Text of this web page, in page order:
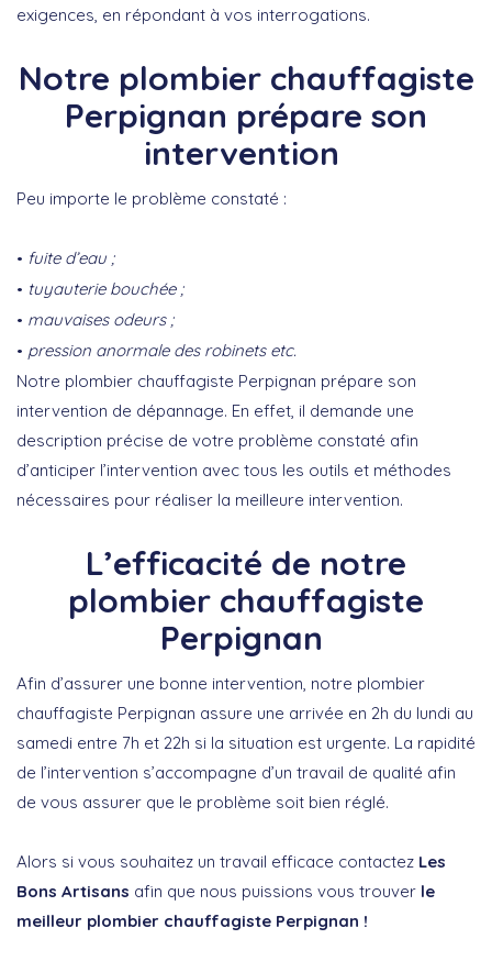
exigences, en répondant à vos interrogations.
Notre plombier chauffagiste
Perpignan prépare son
intervention
Peu importe le problème constaté :
fuite d’eau ;
tuyauterie bouchée ;
mauvaises odeurs ;
pression anormale des robinets etc.
Notre plombier chauffagiste Perpignan prépare son
intervention de dépannage. En effet, il demande une
description précise de votre problème constaté afin
d’anticiper l’intervention avec tous les outils et méthodes
nécessaires pour réaliser la meilleure intervention.
L’efficacité de notre
plombier chauffagiste
Perpignan
Afin d’assurer une bonne intervention, notre plombier
chauffagiste Perpignan assure une arrivée en 2h du lundi au
samedi entre 7h et 22h si la situation est urgente. La rapidité
de l’intervention s’accompagne d’un travail de qualité afin
de vous assurer que le problème soit bien réglé.
Alors si vous souhaitez un travail efficace contactez Les
Bons Artisans afin que nous puissions vous trouver le
meilleur plombier chauffagiste Perpignan !